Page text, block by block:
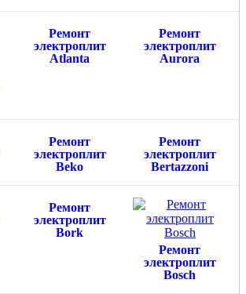
Ремонт
электроплит
Atlanta
Ремонт
электроплит
Aurora
Ремонт
электроплит
Beko
Ремонт
электроплит
Bertazzoni
Ремонт
электроплит
Bork
Ремонт
электроплит
Bosch